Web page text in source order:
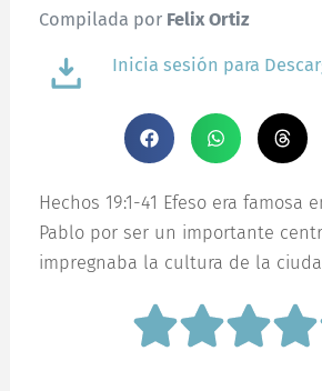
Compilada por Felix Ortiz
Inicia sesión para
Hechos 19:1-41 Efeso era famosa
Pablo por ser un importante
impregnaba la cultura de la